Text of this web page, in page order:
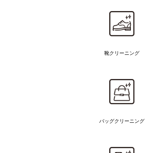
靴クリーニング
バッグクリーニング